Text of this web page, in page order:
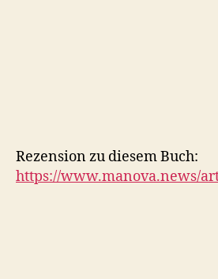
Rezension zu diesem Buch:
https://www.manova.news/